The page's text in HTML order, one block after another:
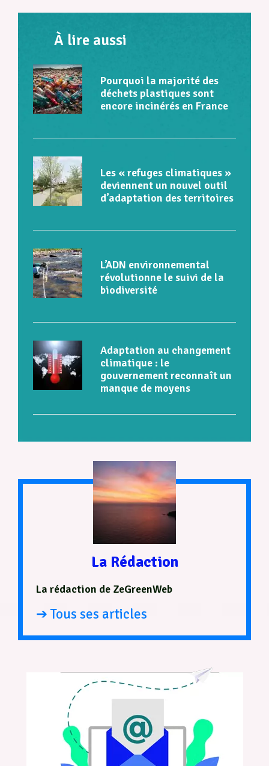
À lire aussi
Pourquoi la majorité des
déchets plastiques sont
encore incinérés en France
Les « refuges climatiques »
deviennent un nouvel outil
d’adaptation des territoires
L’ADN environnemental
révolutionne le suivi de la
biodiversité
Adaptation au changement
climatique : le
gouvernement reconnaît un
manque de moyens
La Rédaction
La rédaction de ZeGreenWeb
➔ Tous ses articles